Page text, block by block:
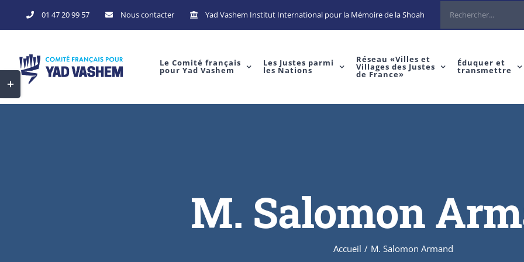
to
01 47 20 99 57 Nous contacter Yad Vashem Institut International pour la Mémoire de la Shoah Rechercher
Le Comité français
pour Yad Vashem
Les Justes parmi
les Nations
Réseau «Villes et
Villages des Justes
de France»
Éduquer et
transmettre
M. Salomon
Accueil / M. Salomon Armand
Toggle
Sliding